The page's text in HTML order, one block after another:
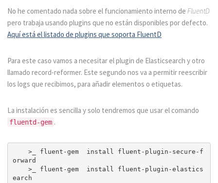
No he comentado nada sobre el funcionamiento interno de FluentD
pero trabaja usando plugins que no están disponibles por defecto.
Aquí está el listado de plugins que soporta FluentD
Para este caso vamos a necesitar el plugin de Elasticsearch y otro
llamado record-reformer. Este segundo nos va a permitir reescribir
los logs que recibimos, para añadir elementos o etiquetas.
La instalación es sencilla y solo tendremos que usar el comando
fluentd-gem .
orward